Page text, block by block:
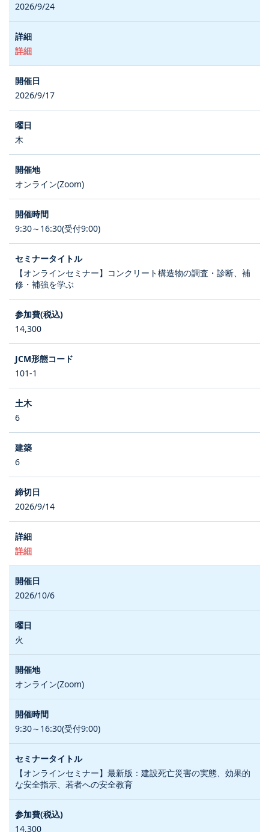
2026/9/24
詳細
2026/9/17
木
オンライン(Zoom)
9:30～16:30(受付9:00)
【オンラインセミナー】コンクリート構造物の調査・診断、補
修・補強を学ぶ
14,300
101-1
6
6
2026/9/14
詳細
2026/10/6
火
オンライン(Zoom)
9:30～16:30(受付9:00)
【オンラインセミナー】最新版：建設死亡災害の実態、効果的
な安全指示、若者への安全教育
14,300